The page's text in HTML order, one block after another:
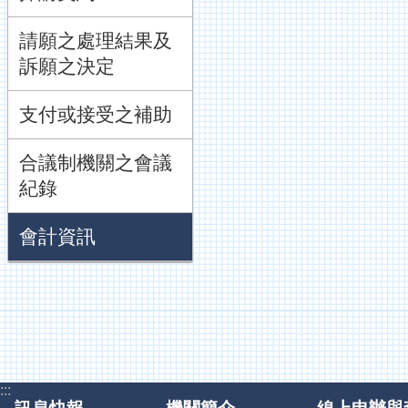
請願之處理結果及
訴願之決定
支付或接受之補助
合議制機關之會議
紀錄
會計資訊
:::